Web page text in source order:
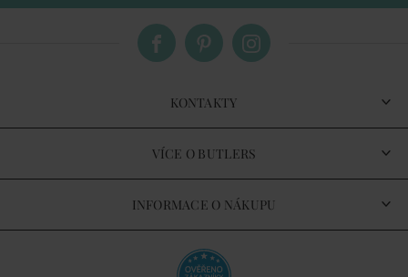
KONTAKTY
VÍCE O BUTLERS
INFORMACE O NÁKUPU